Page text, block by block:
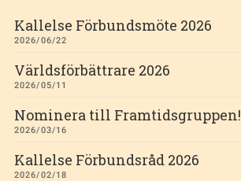
Kallelse Förbundsmöte 2026
2026/06/22
Världsförbättrare 2026
2026/05/11
Nominera till Framtidsgruppen!
2026/03/16
Kallelse Förbundsråd 2026
2026/02/18